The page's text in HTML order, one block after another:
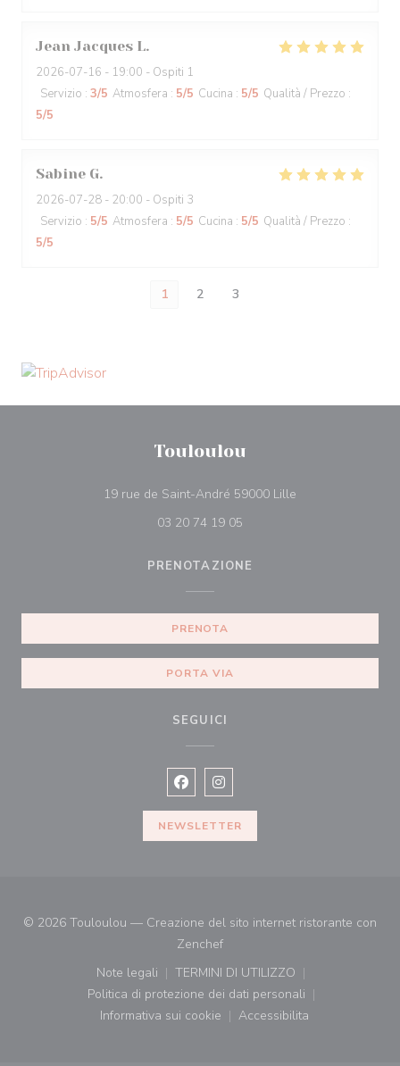
Jean Jacques L
2026-07-16 - 19:00 - Ospiti 1
Servizio : 3/5 Atmosfera : 5/5 Cucina : 5/5 Qualità / Prezzo :
5/5
Sabine G
2026-07-28 - 20:00 - Ospiti 3
Servizio : 5/5 Atmosfera : 5/5 Cucina : 5/5 Qualità / Prezzo :
5/5
1 2 3
Touloulou
19 rue de Saint-André 59000 Lille
03 20 74 19 05
PRENOTAZIONE
PRENOTA
PORTA VIA
SEGUICI
Facebook ((apre una nuova
Instagram ((apre una nuova
NEWSLETTER
© 2026 Touloulou — Creazione del sito internet ristorante con
Zenchef((apre una nuova finestra))
Note legali
((apre una nuova finestra))
TERMINI DI UTILIZZO
((apre una nuova finestra))
Politica di protezione dei dati personali
((apre una nuova finestra))
Informativa sui cookie
((apre una nuova finestra))
Accessibilita
((apre una nuova